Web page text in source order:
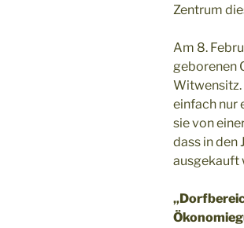
Zentrum
Am 8.
geborenen
Witwensitz.
einfach nur
sie von
dass in den
ausgekauft